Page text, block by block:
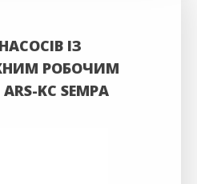
ІЗ
РОБОЧИМ
KC SEMPA